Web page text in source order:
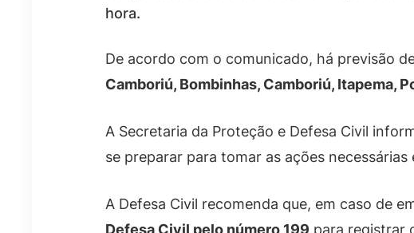
hora.
De acordo com o comunicado, há previsão
Camboriú, Bombinhas, Camboriú, Itapema,
A Secretaria da Proteção e Defesa Civil
se preparar para tomar as ações
A Defesa Civil recomenda que, em caso de
Defesa Civil pelo número 199 para registrar